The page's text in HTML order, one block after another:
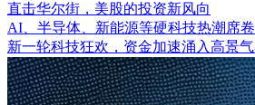
直击华尔街，美股的投资新风向
AI、半导体、新能源等硬科技热潮席
新一轮科技狂欢，资金加速涌入高景气